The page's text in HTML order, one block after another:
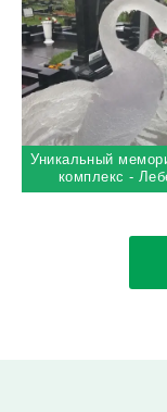
Уникальный
комплекс -
Троекуровское